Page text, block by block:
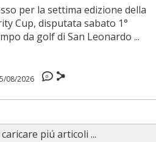
per la settima edizione della
Cup, disputata sabato 1°
da golf di San Leonardo ...
08/2026 0
caricare piú articoli ...